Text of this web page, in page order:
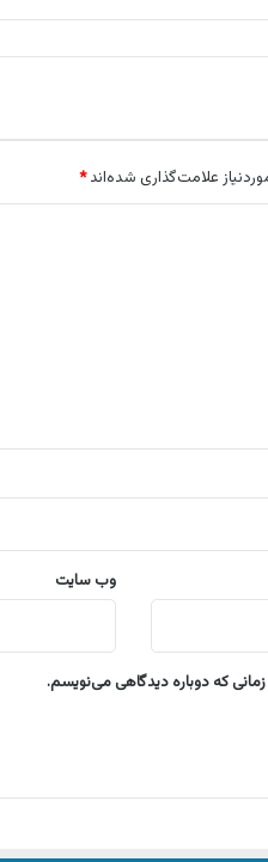
علامت‌گذاری شده‌اند*
وب‌ سایت
که دوباره دیدگاهی می‌نویسم.